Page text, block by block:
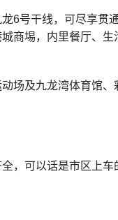
6号干线，可尽享贯
商埸，内里餐厅、生
场及九龙湾体育馆、
，可以话是市区上车